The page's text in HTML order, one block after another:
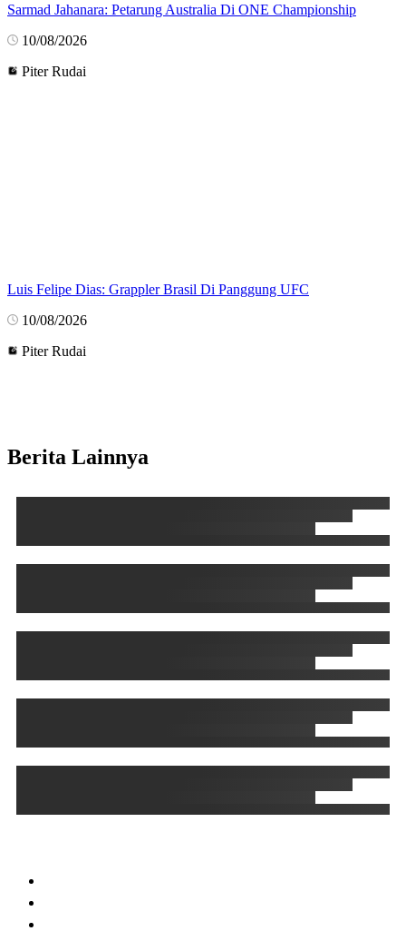
Sarmad Jahanara: Petarung Australia Di ONE Championship
10/08/2026
Piter Rudai
Luis Felipe Dias: Grappler Brasil Di Panggung UFC
10/08/2026
Piter Rudai
Berita Lainnya